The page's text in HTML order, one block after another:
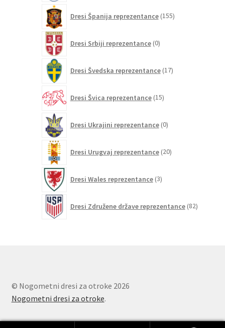
Dresi Španija reprezentance 155izdelkov
Dresi Srbiji reprezentance 0izdelkov
Dresi Švedska reprezentance 17izdelkov
Dresi Švica reprezentance 15izdelkov
Dresi Ukrajini reprezentance 0izdelkov
Dresi Urugvaj reprezentance 20izdelkov
Dresi Wales reprezentance 3izdelki
Dresi Združene države reprezentance 82izdelkov
© Nogometni dresi za otroke 2026
Nogometni dresi za otroke.